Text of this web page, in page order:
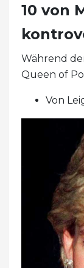
10 von
Während
Queen of
Von